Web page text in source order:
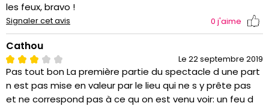
les feux, bravo !
Signaler cet avis 0 j'aime
Cathou
Le 22 septembre 2019
Pas tout bon La première partie du spectacle d une part
n est pas mise en valeur par le lieu qui ne s y prête pas
et ne correspond pas à ce qu on est venu voir: un feu d